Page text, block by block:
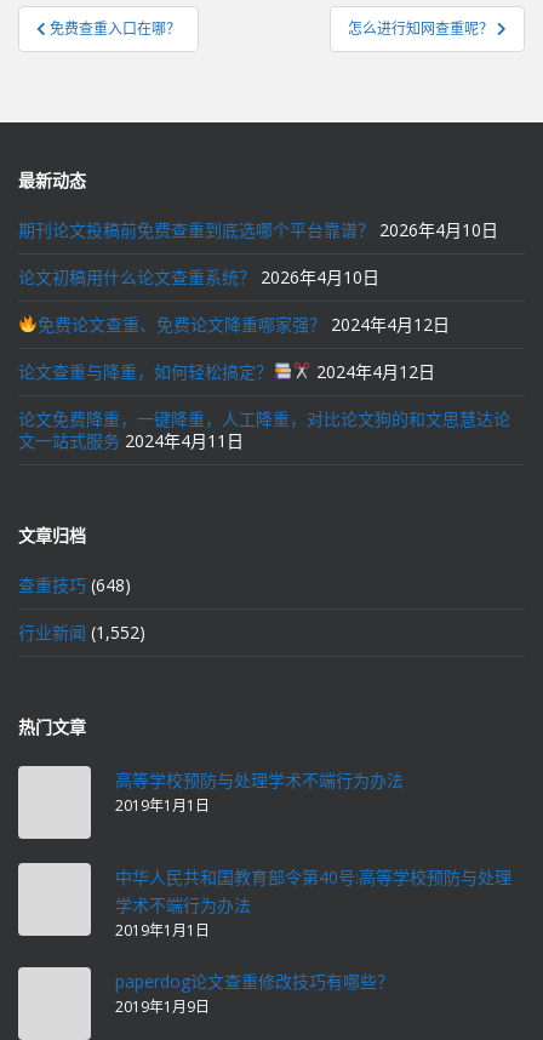
文
章
航
免费查重入口在哪？ 怎么进行知网查重呢？
最新动态
期刊论文投稿前免费查重到底选哪个平台靠谱？ 2026年4月10日
论文初稿用什么论文查重系统？ 2026年4月10日
免费论文查重、免费论文降重哪家强？ 2024年4月12日
论文查重与降重，如何轻松搞定？ 2024年4月12日
论文免费降重，一键降重，人工降重，对比论文狗的和文思慧达论
文一站式服务 2024年4月11日
文章归档
查重技巧 (648)
行业新闻 (1,552)
热门文章
高等学校预防与处理学术不端行为办法
2019年1月1日
中华人民共和国教育部令第40号:高等学校预防与处理
学术不端行为办法
2019年1月1日
paperdog论文查重修改技巧有哪些？
2019年1月9日